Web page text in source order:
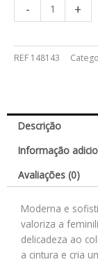
- +
REF 148143
Descrição
Informação
Avaliações (0)
Moderna e
valoriza a
delicadeza ao
a cintura e cria